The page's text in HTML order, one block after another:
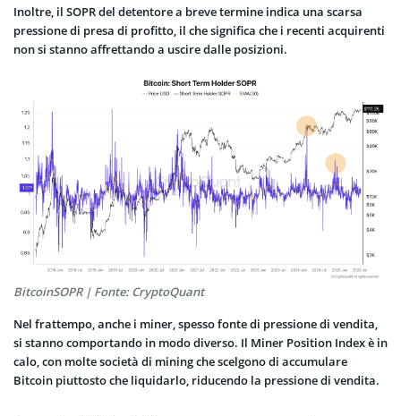
Inoltre, il SOPR del detentore a breve termine indica una scarsa
pressione di presa di profitto, il che significa che i recenti acquirenti
non si stanno affrettando a uscire dalle posizioni.
BitcoinSOPR | Fonte: CryptoQuant
Nel frattempo, anche i miner, spesso fonte di pressione di vendita,
si stanno comportando in modo diverso. Il Miner Position Index è in
calo, con molte società di mining che scelgono di accumulare
Bitcoin piuttosto che liquidarlo, riducendo la pressione di vendita.